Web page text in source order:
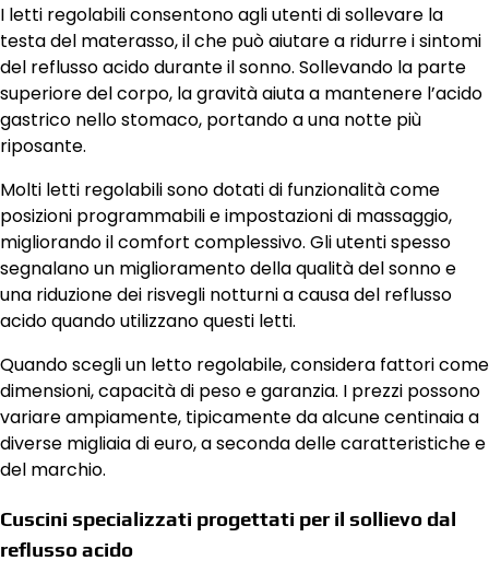
I letti regolabili consentono agli utenti di sollevare la
testa del materasso, il che può aiutare a ridurre i sintomi
del reflusso acido durante il sonno. Sollevando la parte
superiore del corpo, la gravità aiuta a mantenere l’acido
gastrico nello stomaco, portando a una notte più
riposante.
Molti letti regolabili sono dotati di funzionalità come
posizioni programmabili e impostazioni di massaggio,
migliorando il comfort complessivo. Gli utenti spesso
segnalano un miglioramento della qualità del sonno e
una riduzione dei risvegli notturni a causa del reflusso
acido quando utilizzano questi letti.
Quando scegli un letto regolabile, considera fattori come
dimensioni, capacità di peso e garanzia. I prezzi possono
variare ampiamente, tipicamente da alcune centinaia a
diverse migliaia di euro, a seconda delle caratteristiche e
del marchio.
Cuscini specializzati progettati per il sollievo dal
reflusso acido